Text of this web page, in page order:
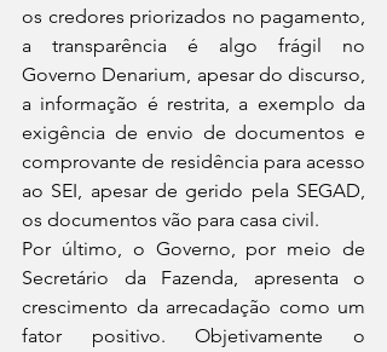
os credores priorizados no pagamento,
a transparência é algo frágil no
Governo Denarium, apesar do discurso,
a informação é restrita, a exemplo da
exigência de envio de documentos e
comprovante de residência para acesso
ao SEI, apesar de gerido pela SEGAD,
os documentos vão para casa civil.
Por último, o Governo, por meio de
Secretário da Fazenda, apresenta o
crescimento da arrecadação como um
fator positivo. Objetivamente o